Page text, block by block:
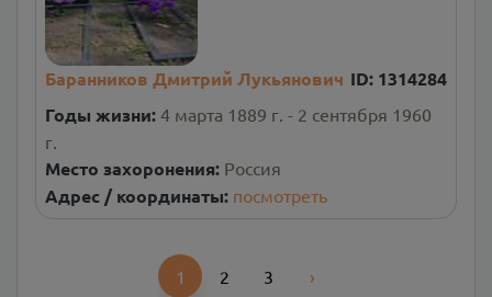
Баранников Дмитрий Лукьянович ID: 1314284
Годы жизни: 4 марта 1889 г. - 2 сентября 1960
г.
Место захоронения: Россия
Адрес / координаты: посмотреть
1 2 3 ›Next